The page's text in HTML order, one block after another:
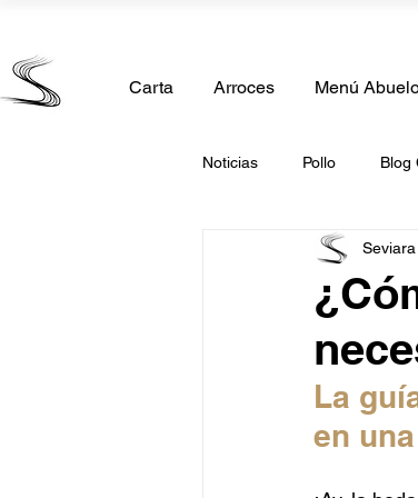
Carta Arroces Menú
Noticias Pollo Blog
Comida Casera
Catering Comunión
Catering San Valentin
La
en